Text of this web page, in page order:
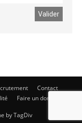
Contact
Faire un don
by TagDiv